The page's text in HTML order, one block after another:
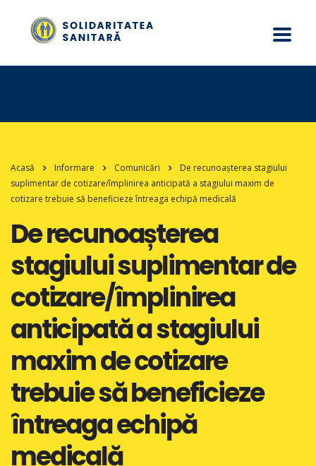
Acasă Informare Comunicări
De recunoașterea stagiului
suplimentar de cotizare/împlinirea anticipată a stagiului maxim de
cotizare trebuie să beneficieze întreaga echipă medicală
De recunoașterea
stagiului suplimentar de
cotizare/împlinirea
anticipată a stagiului
maxim de cotizare
trebuie să beneficieze
întreaga echipă
medicală